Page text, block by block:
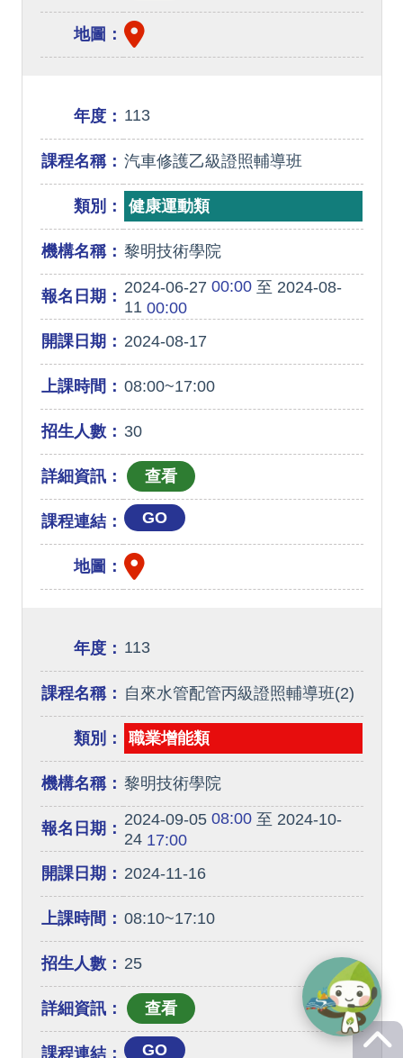
地圖：
年度： 113
課程名稱： 汽車修護乙級證照輔導班
類別： 健康運動類
機構名稱： 黎明技術學院
報名日期： 2024-06-27 00:00至 2024-08-
1100:00
開課日期： 2024-08-17
上課時間： 08:00~17:00
招生人數： 30
詳細資訊：
課程連結： GO
地圖：
年度： 113
課程名稱： 自來水管配管丙級證照輔導班(2)
類別： 職業增能類
機構名稱： 黎明技術學院
報名日期： 2024-09-0508:00至 2024-10-
2417:00
開課日期： 2024-11-16
上課時間： 08:10~17:10
招生人數： 25
詳細資訊：
課程連結： GO